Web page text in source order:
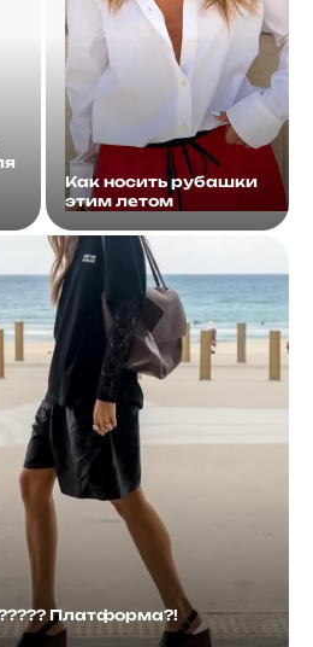
Как носить рубашки
этим летом
Платформа?!